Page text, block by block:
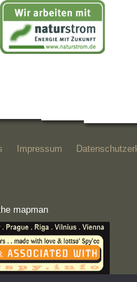
Impressum
mapman